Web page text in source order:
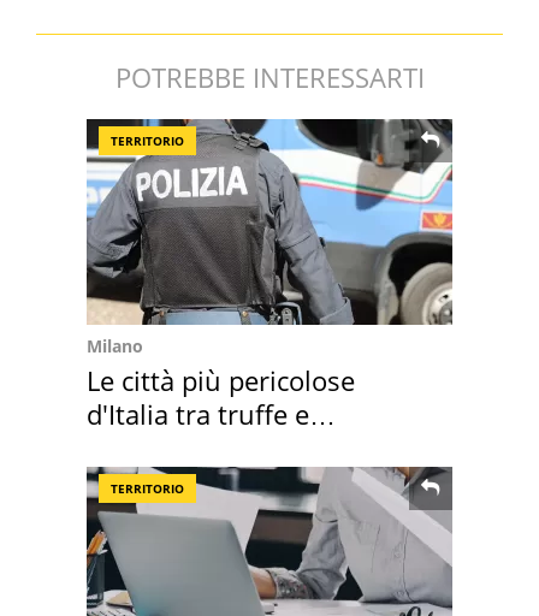
POTREBBE INTERESSARTI
TERRITORIO
Milano
Le città più pericolose
d'Italia tra truffe e
TERRITORIO